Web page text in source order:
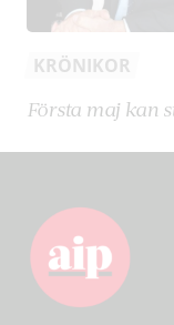
KRÖNIKOR
Första maj kan